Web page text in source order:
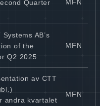
Quarter
MFN
AB’s
of the
Q2 2025
MFN
av CTT
andra kvartalet
MFN